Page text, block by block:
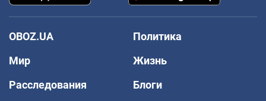
OBOZ.UA
Политика
Мир
Жизнь
Расследования
Блоги